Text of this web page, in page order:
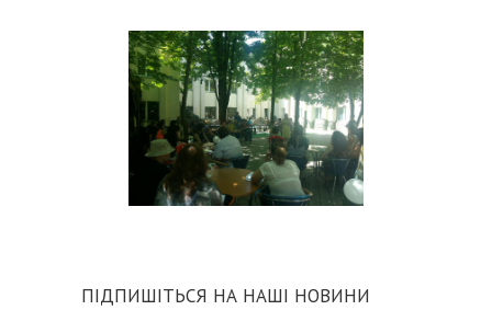
ПІДПИШІТЬСЯ НА НАШІ НОВИНИ